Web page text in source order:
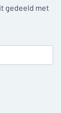
gedeeld met